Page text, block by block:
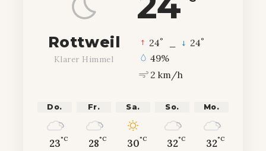
Rottweil
Klarer Himmel
24° 24°
49%
2 km/h
Do.
23°C
Fr.
28°C
Sa.
30°C
So.
32°C
Mo.
32°C